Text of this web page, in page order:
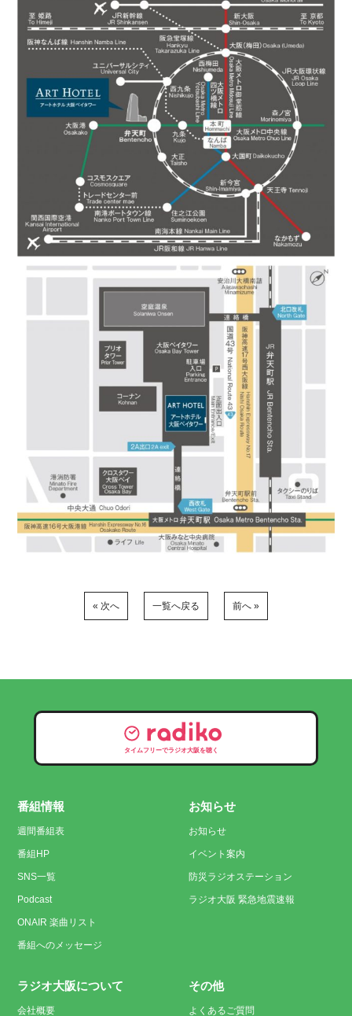
« 次へ 一覧へ戻る 前へ »
タイムフリーでラジオ大阪を聴く
番組情報
週間番組表
番組HP
SNS一覧
Podcast
ONAIR 楽曲リスト
番組へのメッセージ
お知らせ
お知らせ
イベント案内
防災ラジオステーション
ラジオ大阪 緊急地震速報
ラジオ大阪について
会社概要
その他
よくあるご質問